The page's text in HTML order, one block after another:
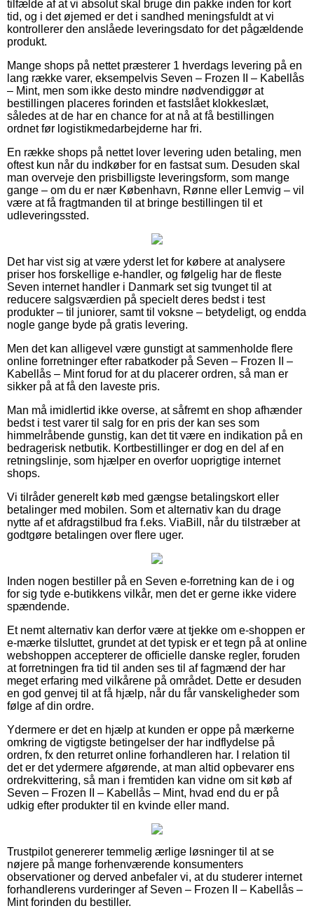
tilfælde af at vi absolut skal bruge din pakke inden for kort
tid, og i det øjemed er det i sandhed meningsfuldt at vi
kontrollerer den anslåede leveringsdato for det pågældende
produkt.
Mange shops på nettet præsterer 1 hverdags levering på en
lang række varer, eksempelvis Seven – Frozen II – Kabellås
– Mint, men som ikke desto mindre nødvendiggør at
bestillingen placeres forinden et fastslået klokkeslæt,
således at de har en chance for at nå at få bestillingen
ordnet før logistikmedarbejderne har fri.
En række shops på nettet lover levering uden betaling, men
oftest kun når du indkøber for en fastsat sum. Desuden skal
man overveje den prisbilligste leveringsform, som mange
gange – om du er nær København, Rønne eller Lemvig – vil
være at få fragtmanden til at bringe bestillingen til et
udleveringssted.
Det har vist sig at være yderst let for købere at analysere
priser hos forskellige e-handler, og følgelig har de fleste
Seven internet handler i Danmark set sig tvunget til at
reducere salgsværdien på specielt deres bedst i test
produkter – til juniorer, samt til voksne – betydeligt, og endda
nogle gange byde på gratis levering.
Men det kan alligevel være gunstigt at sammenholde flere
online forretninger efter rabatkoder på Seven – Frozen II –
Kabellås – Mint forud for at du placerer ordren, så man er
sikker på at få den laveste pris.
Man må imidlertid ikke overse, at såfremt en shop afhænder
bedst i test varer til salg for en pris der kan ses som
himmelråbende gunstig, kan det tit være en indikation på en
bedragerisk netbutik. Kortbestillinger er dog en del af en
retningslinje, som hjælper en overfor uoprigtige internet
shops.
Vi tilråder generelt køb med gængse betalingskort eller
betalinger med mobilen. Som et alternativ kan du drage
nytte af et afdragstilbud fra f.eks. ViaBill, når du tilstræber at
godtgøre betalingen over flere uger.
Inden nogen bestiller på en Seven e-forretning kan de i og
for sig tyde e-butikkens vilkår, men det er gerne ikke videre
spændende.
Et nemt alternativ kan derfor være at tjekke om e-shoppen er
e-mærke tilsluttet, grundet at det typisk er et tegn på at online
webshoppen accepterer de officielle danske regler, foruden
at forretningen fra tid til anden ses til af fagmænd der har
meget erfaring med vilkårene på området. Dette er desuden
en god genvej til at få hjælp, når du får vanskeligheder som
følge af din ordre.
Ydermere er det en hjælp at kunden er oppe på mærkerne
omkring de vigtigste betingelser der har indflydelse på
ordren, fx den returret online forhandleren har. I relation til
det er det ydermere afgørende, at man altid opbevarer ens
ordrekvittering, så man i fremtiden kan vidne om sit køb af
Seven – Frozen II – Kabellås – Mint, hvad end du er på
udkig efter produkter til en kvinde eller mand.
Trustpilot genererer temmelig ærlige løsninger til at se
nøjere på mange forhenværende konsumenters
observationer og derved anbefaler vi, at du studerer internet
forhandlerens vurderinger af Seven – Frozen II – Kabellås –
Mint forinden du bestiller.